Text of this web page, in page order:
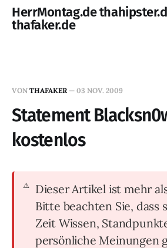
HerrMontag.de
thafaker.de
VON THAFAKER — 03 NOV. 2009
Statement
kostenlos
Dieser Artikel ist mehr
Bitte beachten Sie, dass
Zeit Wissen,
persönliche Meinungen